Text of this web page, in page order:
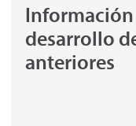
Información
desarrollo
anteriores